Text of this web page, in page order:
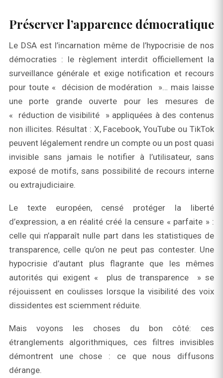
Préserver l’apparence démocratique
Le DSA est l’incarnation même de l’hypocrisie de nos
démocraties : le règlement interdit officiellement la
surveillance générale et exige notification et recours
pour toute « décision de modération »… mais laisse
une porte grande ouverte pour les mesures de
« réduction de visibilité » appliquées à des contenus
non illicites. Résultat : X, Facebook, YouTube ou TikTok
peuvent légalement rendre un compte ou un post quasi
invisible sans jamais le notifier à l’utilisateur, sans
exposé de motifs, sans possibilité de recours interne
ou extrajudiciaire.
Le texte européen, censé protéger la liberté
d’expression, a en réalité créé la censure « parfaite » :
celle qui n’apparaît nulle part dans les statistiques de
transparence, celle qu’on ne peut pas contester. Une
hypocrisie d’autant plus flagrante que les mêmes
autorités qui exigent « plus de transparence » se
réjouissent en coulisses lorsque la visibilité des voix
dissidentes est sciemment réduite.
Mais voyons les choses du bon côté: ces
étranglements algorithmiques, ces filtres invisibles
démontrent une chose : ce que nous diffusons
dérange.